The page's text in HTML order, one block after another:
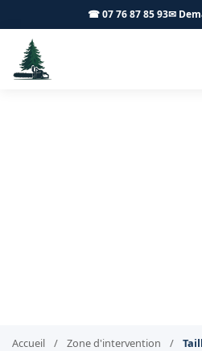
☎ 07 76 87 85 93✉
Accueil / Zone d'intervention /